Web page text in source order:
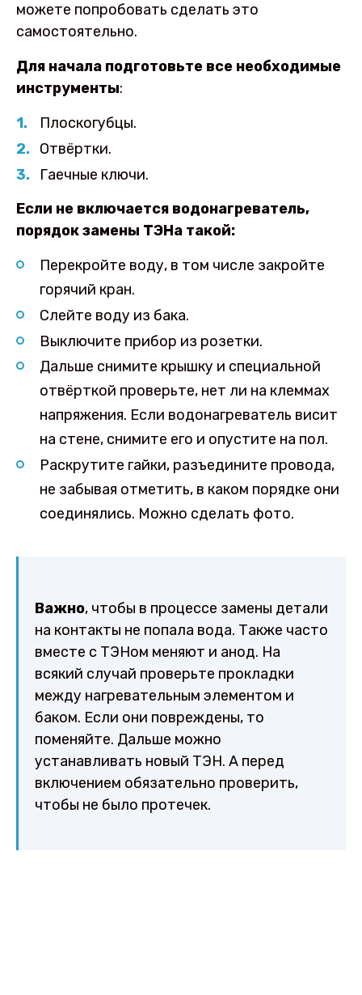
можете попробовать сделать это
самостоятельно.
Для начала подготовьте все необходимые
инструменты:
Плоскогубцы.
Отвёртки.
Гаечные ключи.
Если не включается водонагреватель,
порядок замены ТЭНа такой:
Перекройте воду, в том числе закройте
горячий кран.
Слейте воду из бака.
Выключите прибор из розетки.
Дальше снимите крышку и специальной
отвёрткой проверьте, нет ли на клеммах
напряжения. Если водонагреватель висит
на стене, снимите его и опустите на пол.
Раскрутите гайки, разъедините провода,
не забывая отметить, в каком порядке они
соединялись. Можно сделать фото.
Важно, чтобы в процессе замены детали
на контакты не попала вода. Также часто
вместе с ТЭНом меняют и анод. На
всякий случай проверьте прокладки
между нагревательным элементом и
баком. Если они повреждены, то
поменяйте. Дальше можно
устанавливать новый ТЭН. А перед
включением обязательно проверить,
чтобы не было протечек.